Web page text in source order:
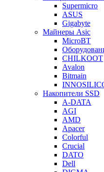
Supermicro
ASUS
Gigabyte
Майнеры Asic
MicroBT
CHILKOOT
Avalon
Bitmain
Накопители SSD
A-DATA
AGI
AMD
Apacer
Colorful
Crucial
DATO
Dell